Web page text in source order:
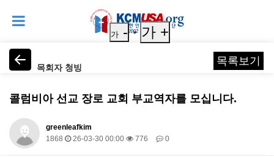
목회자 청빙
가 - 가 +
목록보기
콜럼비아 선교 장로 교회 부교역자를 모십니다.
greenleafkim
1868
26-03-30 00:00 776 0